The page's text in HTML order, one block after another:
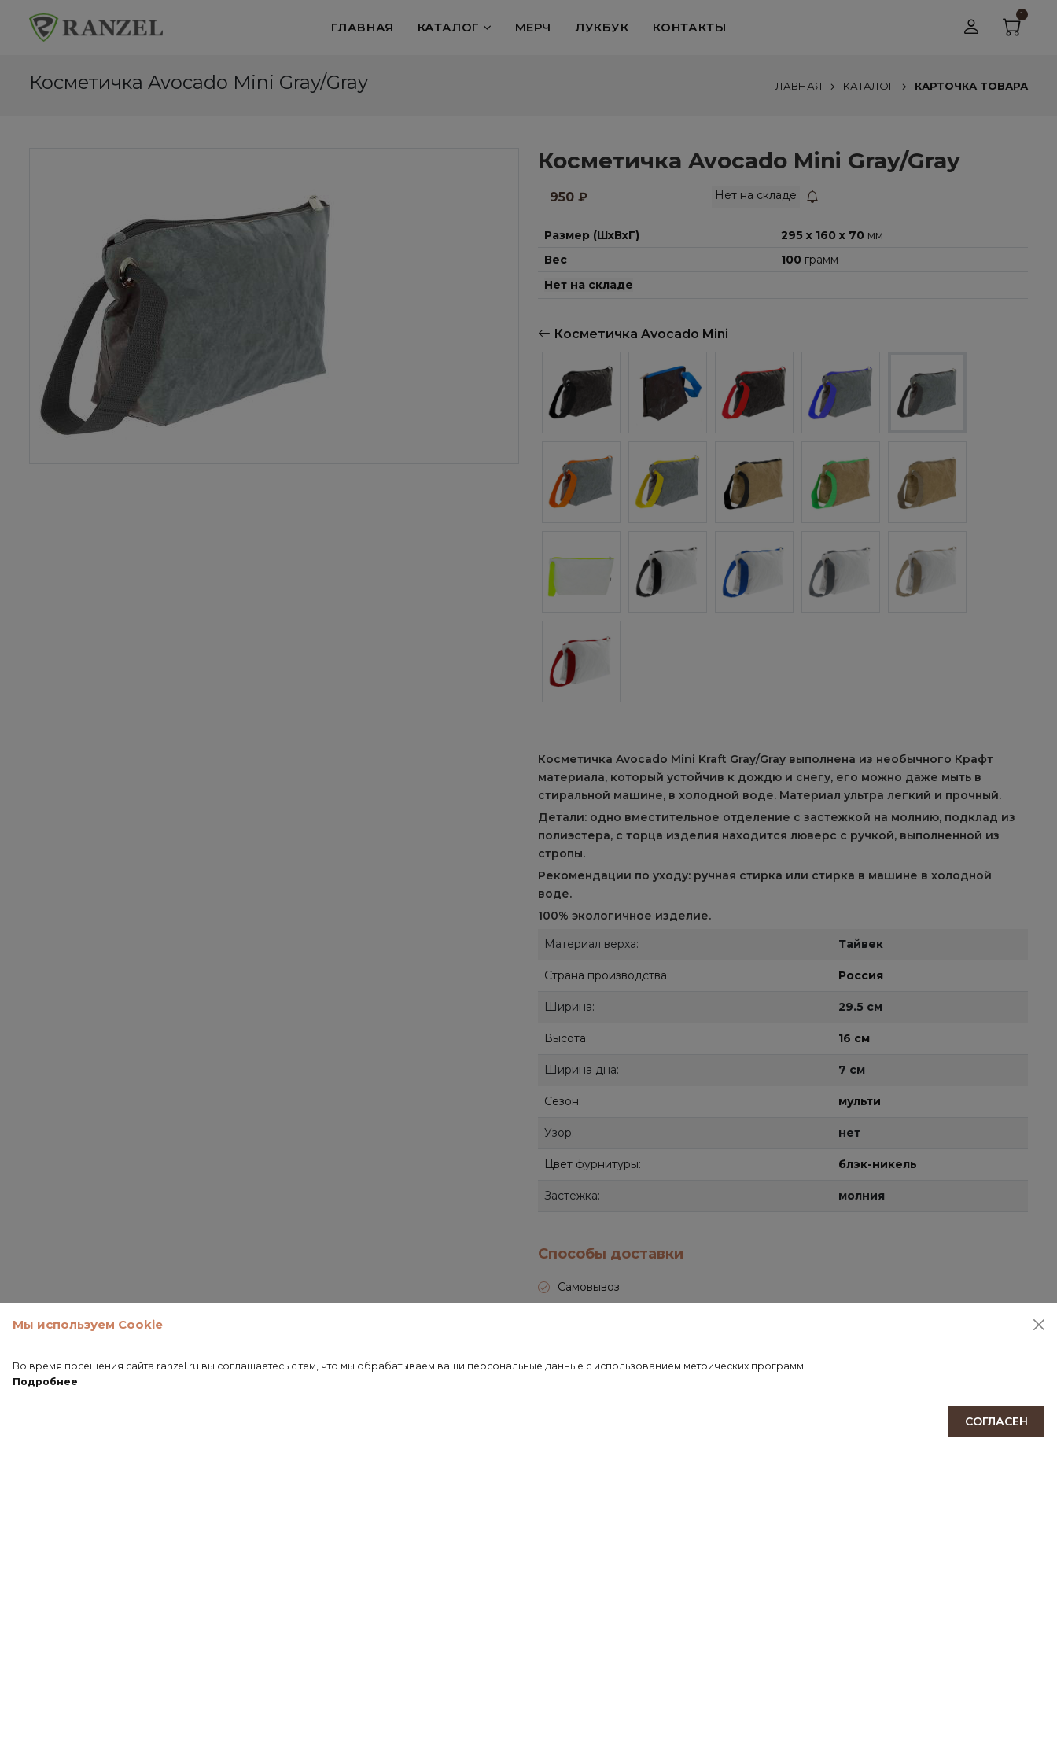
ГЛАВНАЯ КАТАЛОГ МЕРЧ ЛУКБУК КОНТАКТЫ
1
Косметичка Avocado Mini Gray/Gray ГЛАВНАЯ КАТАЛОГ КАРТОЧКА ТОВАРА
Косметичка Avocado Mini Gray/Gray
950 ₽ Нет на складе
Размер (ШхВхГ) 295 x 160 x 70 мм
Вес
100 грамм
Нет на складе
Косметичка Avocado Mini
Косметичка Avocado Mini Kraft Gray/Gray выполнена из необычного Крафт
материала, который устойчив к дождю и снегу, его можно даже мыть в
стиральной машине, в холодной воде. Материал ультра легкий и прочный.
Детали: одно вместительное отделение с застежкой на молнию, подклад из
полиэстера, с торца изделия находится люверс с ручкой, выполненной из
стропы.
Рекомендации по уходу: ручная стирка или стирка в машине в холодной
воде.
100% экологичное изделие.
Материал верха:
Тайвек
Страна производства: Россия
Ширина: 29.5 см
Высота: 16 см
Ширина дна: 7 см
Сезон: мульти
Узор: нет
Цвет фурнитуры: блэк-никель
Застежка: молния
Способы доставки
Самовывоз
Передача товара в службу доставки осуществляется после 100% предоплаты.
Мы используем Cookie
Во время посещения сайта ranzel.ru вы соглашаетесь с тем, что мы обрабатываем ваши персональные данные с использованием метрических программ.
Подробнее
СОГЛАСЕН